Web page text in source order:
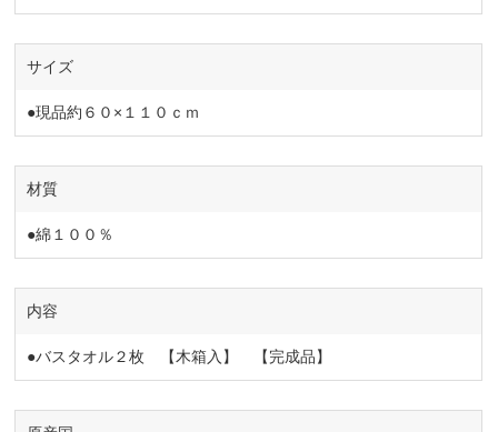
サイズ
●現品約６０×１１０ｃｍ
材質
●綿１００％
内容
●バスタオル２枚 【木箱入】 【完成品】